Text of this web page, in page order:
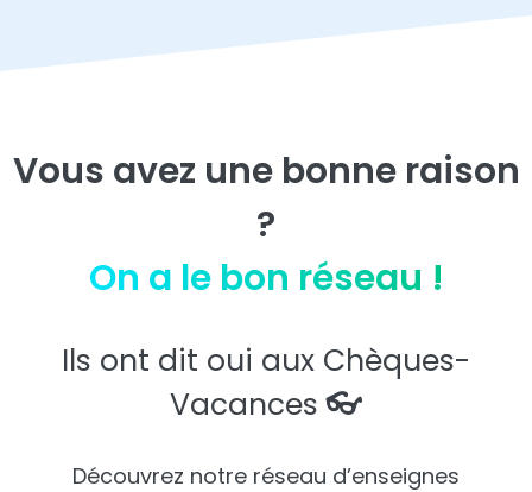
Vous avez une bonne raison
?
On a le bon réseau !
Ils ont dit oui aux Chèques-
Vacances 👓
Découvrez notre réseau d’enseignes